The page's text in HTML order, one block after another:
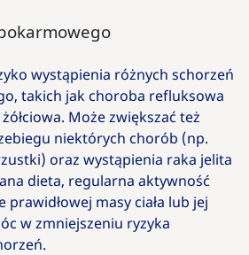
wystąpienia różnych schorzeń
takich jak choroba refluksowa
Może zwiększać też
niektórych chorób (np.
oraz wystąpienia raka jelita
dieta, regularna aktywność
masy ciała lub jej
w zmniejszeniu ryzyka